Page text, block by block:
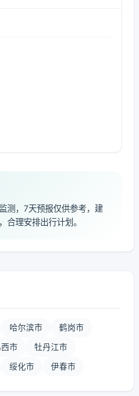
测，7天预报仅供参考，建
合理安排出行计划。
哈尔滨市 鹤岗市
市 牡丹江市
绥化市 伊春市